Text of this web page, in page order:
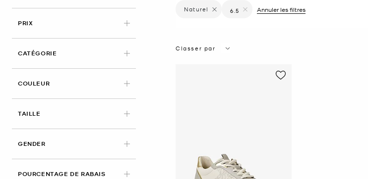
PRIX
CATÉGORIE
COULEURAPPLIED
TAILLE
GENDER
POURCENTAGE DE RABAIS
Supprimer le filtre Affiné(e) par Couleur : Naturel
Naturel
6.5
Annuler les filtres
Classer par